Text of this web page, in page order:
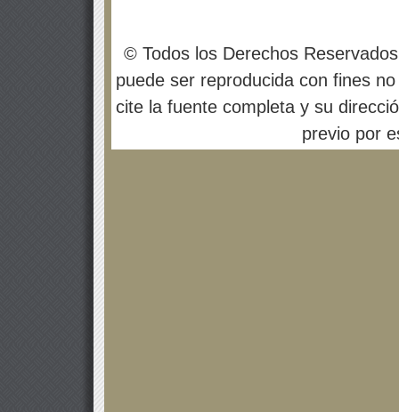
© Todos los Derechos
puede ser reproducida con fines
cite la fuente completa y su
previo por